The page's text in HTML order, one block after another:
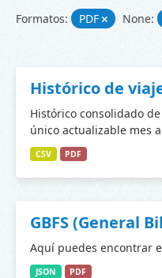
Formatos: PDF None:
Histórico de
Histórico consolidado
único actualizable mes
CSV PDF
GBFS (General
Aquí puedes encontrar
JSON PDF